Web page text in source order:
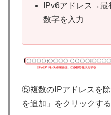
IPv6アドレス→最
数字を入力
⑤複数のIPアドレスを
を追加」をクリックする